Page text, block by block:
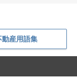
動産用語集